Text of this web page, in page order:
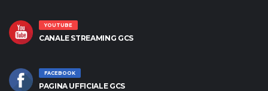
YOUTUBE
CANALE STREAMING GCS
FACEBOOK
PAGINA UFFICIALE GCS